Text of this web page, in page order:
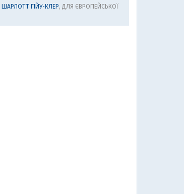
ШАРЛОТТ ГІЙУ-КЛЕР, ДЛЯ ЄВРОПЕЙСЬКОЇ